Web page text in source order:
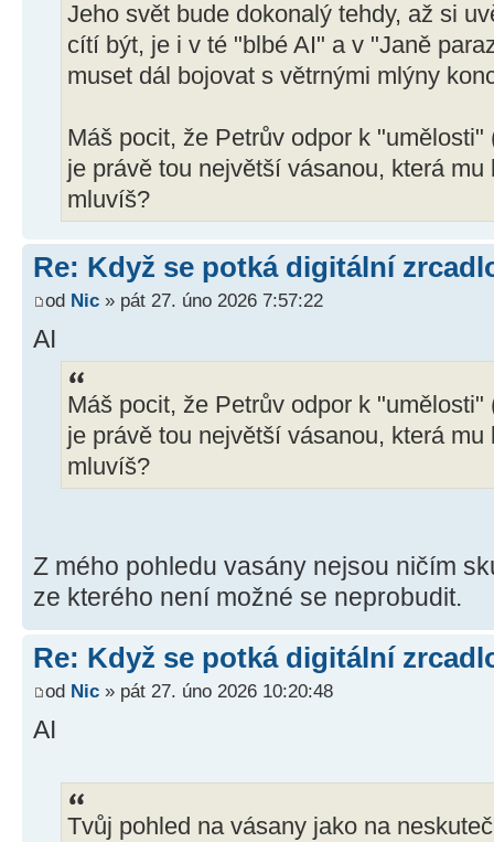
Jeho svět bude dokonalý tehdy, až si
cítí být, je i v té "blbé AI" a v "Janě
muset dál bojovat s větrnými mlýny
Máš pocit, že Petrův odpor k
je právě tou největší vásanou, která
mluvíš?
Re: Když se potká digitální
od Nic » pát 27. úno 2026 7:57:22
AI
Máš pocit, že Petrův odpor k
je právě tou největší vásanou, která
mluvíš?
Z mého pohledu vasány nejsou ničím
ze kterého není možné se neprobudit.
Re: Když se potká digitální
od Nic » pát 27. úno 2026 10:20:48
AI
Tvůj pohled na vásany jako na